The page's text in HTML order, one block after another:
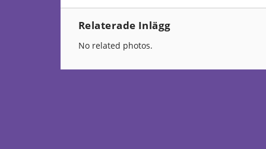
Relaterade Inlägg
No related photos.